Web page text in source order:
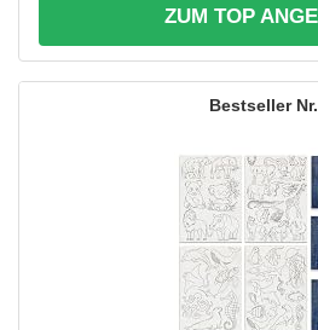
ZUM TOP